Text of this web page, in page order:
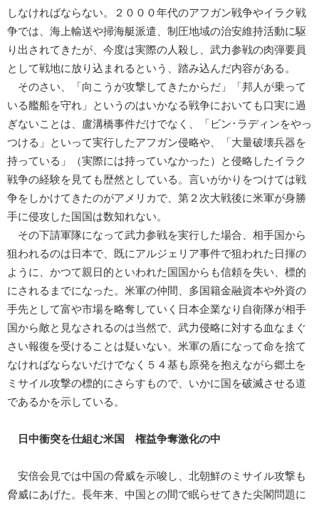
しなければならない。２０００年代のアフガン戦争やイラク戦
争では、海上輸送や掃海艇派遣、制圧地域の治安維持活動に駆
り出されてきたが、今度は実際の人殺し、武力参戦の肉弾要員
として戦地に放り込まれるという、踏み込んだ内容がある。
そのさい、「向こうが攻撃してきたからだ」「邦人が乗って
いる艦船を守れ」というのはいかなる戦争においても口実に過
ぎないことは、盧溝橋事件だけでなく、「ビン･ラディンをやっ
つける」といって実行したアフガン侵略や、「大量破壊兵器を
持っている」（実際には持っていなかった）と侵略したイラク
戦争の経験を見ても歴然としている。言いがかりをつけては戦
争をしかけてきたのがアメリカで、第２次大戦後に米軍が身勝
手に侵攻した国国は数知れない。
その下請軍隊になって武力参戦を実行した場合、相手国から
狙われるのは日本で、既にアルジェリア事件で狙われた日揮の
ように、かつて親日的といわれた国国からも信頼を失い、標的
にされるまでになった。米軍の仲間、多国籍金融資本や外資の
手先として富や市場を略奪していく日本企業なり自衛隊が相手
国から敵と見なされるのは当然で、武力侵略に対する血なまぐ
さい報復を受けることは疑いない。米軍の盾になって命を捨て
なければならないだけでなく５４基も原発を抱えながら郷土を
ミサイル攻撃の標的にさらすもので、いかに国を破滅させる道
であるかを示している。
日中衝突を仕組む米国 権益争奪激化の中
安倍会見では中国の脅威を示唆し、北朝鮮のミサイル攻撃も
脅威にあげた。長年来、中国との間で眠らせてきた尖閣問題に